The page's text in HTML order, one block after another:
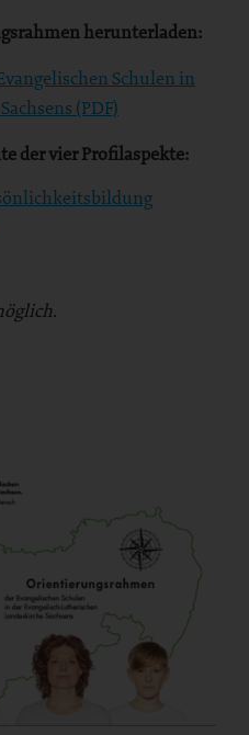
herunterladen:
Schulen in
(PDF)
der vier Profilaspekte: